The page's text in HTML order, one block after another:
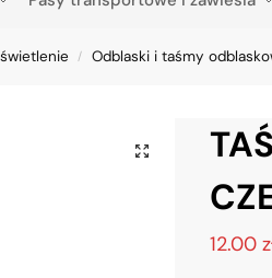
/ Odblaski i taśmy
12.00